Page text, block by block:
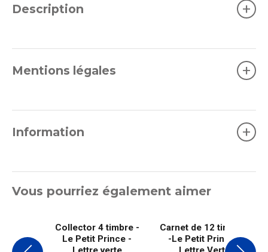
Description +
Mentions légales +
Information +
Vous pourriez également aimer
Collector 4 timbre -
Le Petit Prince -
Carnet de 12 timbres
-Le Petit Prince -